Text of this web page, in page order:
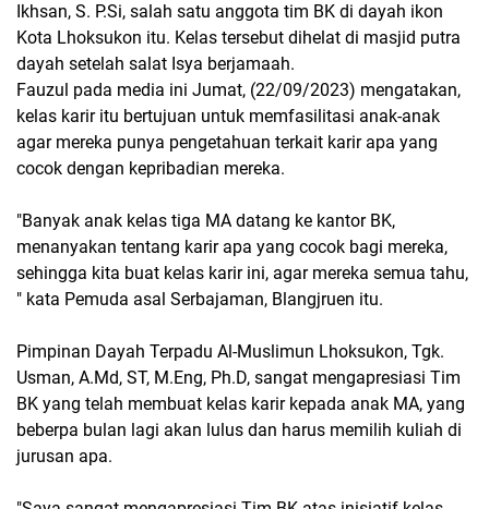
Ikhsan, S. P.Si, salah satu anggota tim BK di dayah ikon
Kota Lhoksukon itu. Kelas tersebut dihelat di masjid putra
dayah setelah salat Isya berjamaah.
Fauzul pada media ini Jumat, (22/09/2023) mengatakan,
kelas karir itu bertujuan untuk memfasilitasi anak-anak
agar mereka punya pengetahuan terkait karir apa yang
cocok dengan kepribadian mereka.
"Banyak anak kelas tiga MA datang ke kantor BK,
menanyakan tentang karir apa yang cocok bagi mereka,
sehingga kita buat kelas karir ini, agar mereka semua tahu,
" kata Pemuda asal Serbajaman, Blangjruen itu.
Pimpinan Dayah Terpadu Al-Muslimun Lhoksukon, Tgk.
Usman, A.Md, ST, M.Eng, Ph.D, sangat mengapresiasi Tim
BK yang telah membuat kelas karir kepada anak MA, yang
beberpa bulan lagi akan lulus dan harus memilih kuliah di
jurusan apa.